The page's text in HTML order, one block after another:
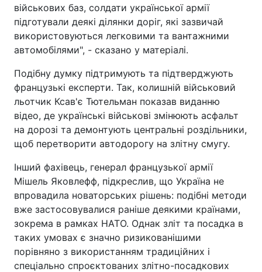
військових баз, солдати української армії
підготували деякі ділянки доріг, які зазвичай
використовуються легковими та вантажними
автомобілями", - сказано у матеріалі.
Подібну думку підтримують та підтверджують
французькі експерти. Так, колишній військовий
льотчик Ксав'є Тютельман показав виданню
відео, де українські військові змінюють асфальт
на дорозі та демонтують центральні роздільники,
щоб перетворити автодорогу на злітну смугу.
Інший фахівець, генерал французької армії
Мішель Яковлефф, підкреслив, що Україна не
впровадила новаторських рішень: подібні методи
вже застосовувалися раніше деякими країнами,
зокрема в рамках НАТО. Однак зліт та посадка в
таких умовах є значно ризикованішими
порівняно з використанням традиційних і
спеціально спроєктованих злітно-посадкових